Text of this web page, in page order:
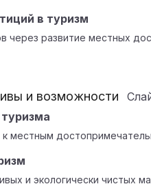
в туризм
через развитие местных
и возможности
местным
и экологически чистых